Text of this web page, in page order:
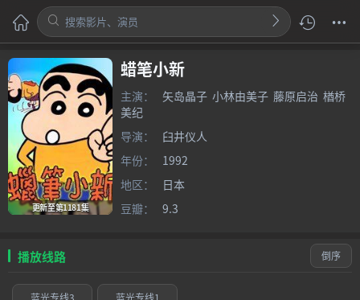
更新至第1181集
蜡笔小新
主演： 矢岛晶子 小林由美子 藤原启治 楢桥
美纪
导演：
臼井仪人
年份：
1992
地区：
日本
豆瓣：
9.3
播放线路 倒序
蓝光专线3 蓝光专线1